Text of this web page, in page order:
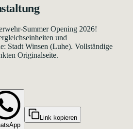
Summer Opening 2026!
und
Stadt Winsen (Luhe). Vollständige
Originalseite.
Link kopieren